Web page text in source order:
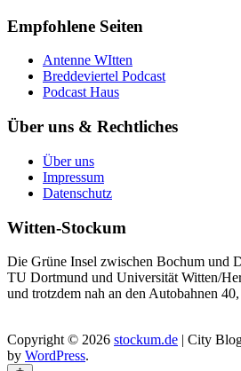
Empfohlene Seiten
Antenne WItten
Breddeviertel Podcast
Podcast Haus
Über uns & Rechtliches
Über uns
Impressum
Datenschutz
Witten-Stockum
Die Grüne Insel zwischen Bochum und
TU Dortmund und Universität Witten/
und trotzdem nah an den Autobahnen
Copyright © 2026 stockum.de | City
by WordPress.